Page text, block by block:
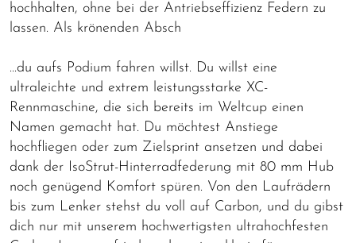
hochhalten, ohne bei der Antriebseffizienz Federn zu
lassen. Als krönenden Absch
...du aufs Podium fahren willst. Du willst eine
ultraleichte und extrem leistungsstarke XC-
Rennmaschine, die sich bereits im Weltcup einen
Namen gemacht hat. Du möchtest Anstiege
hochfliegen oder zum Zielsprint ansetzen und dabei
dank der IsoStrut-Hinterradfederung mit 80 mm Hub
noch genügend Komfort spüren. Von den Laufrädern
bis zum Lenker stehst du voll auf Carbon, und du gibst
dich nur mit unserem hochwertigsten ultrahochfesten